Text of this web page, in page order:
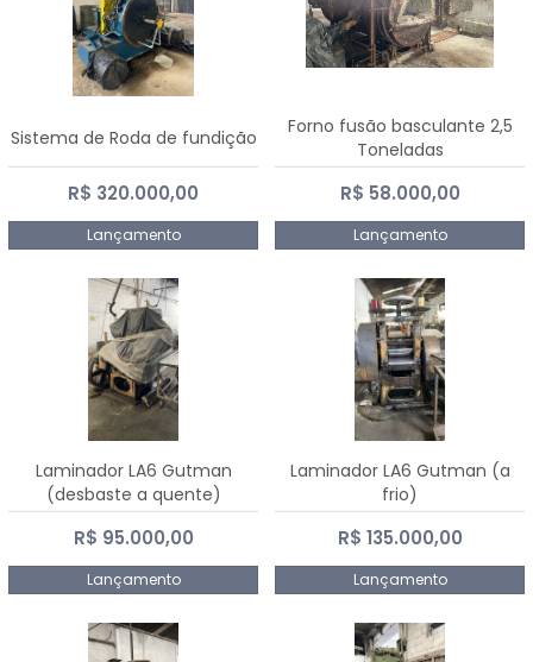
Sistema de Roda de fundição
R$ 320.000,00
Lançamento
Forno fusão basculante 2,5
Toneladas
R$ 58.000,00
Lançamento
Laminador LA6 Gutman
(desbaste a quente)
R$ 95.000,00
Lançamento
Laminador LA6 Gutman (a
frio)
R$ 135.000,00
Lançamento